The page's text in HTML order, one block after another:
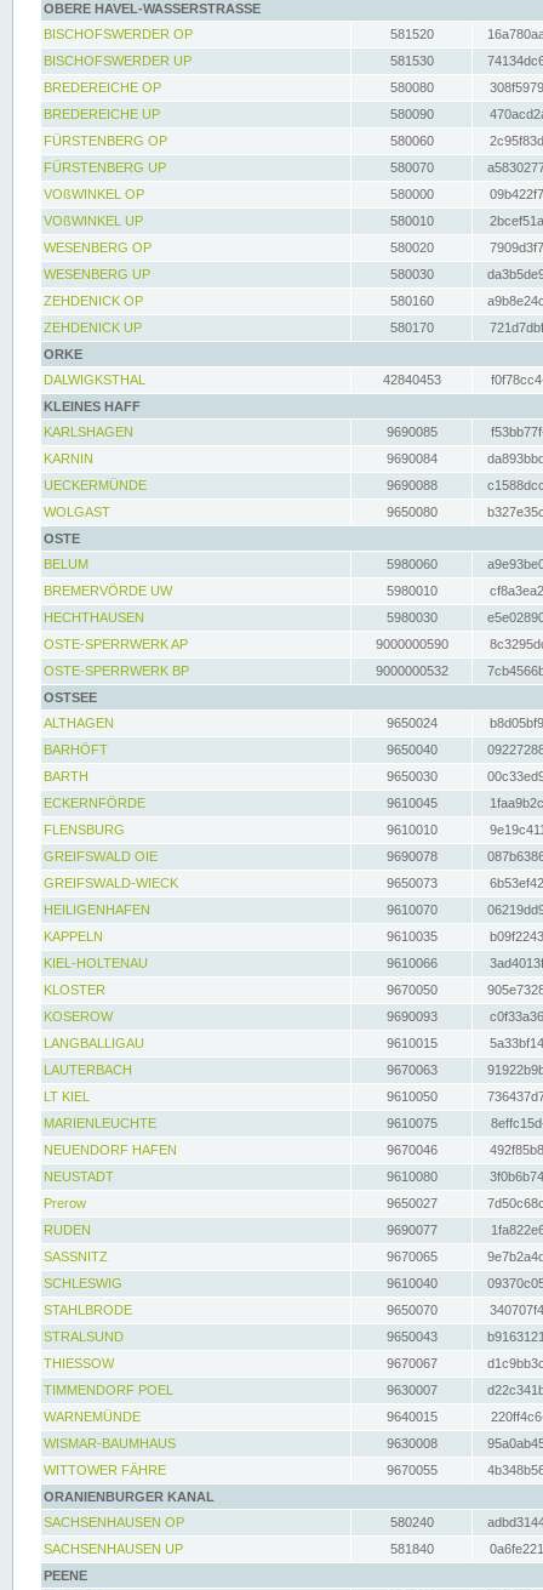
OBERE HAVEL-WASSERSTRASSE
BISCHOFSWERDER OP
581520
BISCHOFSWERDER UP
581530
BREDEREICHE OP
580080
BREDEREICHE UP
580090
FÜRSTENBERG OP
580060
FÜRSTENBERG UP
580070
VOßWINKEL OP
580000
VOßWINKEL UP
580010
WESENBERG OP
580020
WESENBERG UP
580030
ZEHDENICK OP
580160
ZEHDENICK UP
580170
ORKE
DALWIGKSTHAL
42840453
KLEINES HAFF
KARLSHAGEN
9690085
KARNIN
9690084
UECKERMÜNDE
9690088
WOLGAST
9650080
OSTE
BELUM
5980060
BREMERVÖRDE UW
5980010
HECHTHAUSEN
5980030
OSTE-SPERRWERK AP
9000000590
OSTE-SPERRWERK BP
9000000532
OSTSEE
ALTHAGEN
9650024
BARHÖFT
9650040
BARTH
9650030
ECKERNFÖRDE
9610045
FLENSBURG
9610010
GREIFSWALD OIE
9690078
GREIFSWALD-WIECK
9650073
HEILIGENHAFEN
9610070
KAPPELN
9610035
KIEL-HOLTENAU
9610066
KLOSTER
9670050
KOSEROW
9690093
LANGBALLIGAU
9610015
LAUTERBACH
9670063
LT KIEL
9610050
MARIENLEUCHTE
9610075
NEUENDORF HAFEN
9670046
NEUSTADT
9610080
Prerow
9650027
RUDEN
9690077
SASSNITZ
9670065
SCHLESWIG
9610040
STAHLBRODE
9650070
STRALSUND
9650043
THIESSOW
9670067
TIMMENDORF POEL
9630007
WARNEMÜNDE
9640015
WISMAR-BAUMHAUS
9630008
WITTOWER FÄHRE
9670055
ORANIENBURGER KANAL
SACHSENHAUSEN OP
580240
SACHSENHAUSEN UP
581840
PEENE